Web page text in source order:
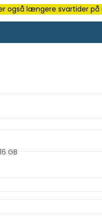
også længere svartider på
GB